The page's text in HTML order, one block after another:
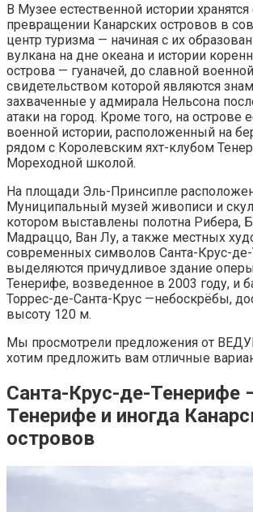
В Музее естественной истории
превращении Канарских островов в
центр туризма — начиная с их
вулкана на дне океана и истории
острова — гуаначей, до славной
свидетельством которой являются
захваченные у адмирала Нельсона
атаки на город. Кроме того, на острове
военной истории, расположенный на
рядом с Королевским яхт-клубом
Мореходной школой.
На площади Эль-Принсипле
Муниципальный музей живописи и
котором выставлены полотна Рибера,
Мадраццо, Ван Лу, а также местных
современных символов Санта-Крус-
выделяются причудливое здание
Тенерифе, возведенное в 2003 году, и
Торрес-де-Санта-Крус —небоскрёбы,
высоту 120 м.
Мы просмотрели предложения от
хотим предложить вам отличные
Санта-Круc-де-Тенерифе
Тенерифе и иногда
островов